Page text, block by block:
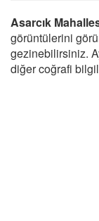
Asarcık
görüntülerini
gezinebilirsiniz.
diğer coğrafi